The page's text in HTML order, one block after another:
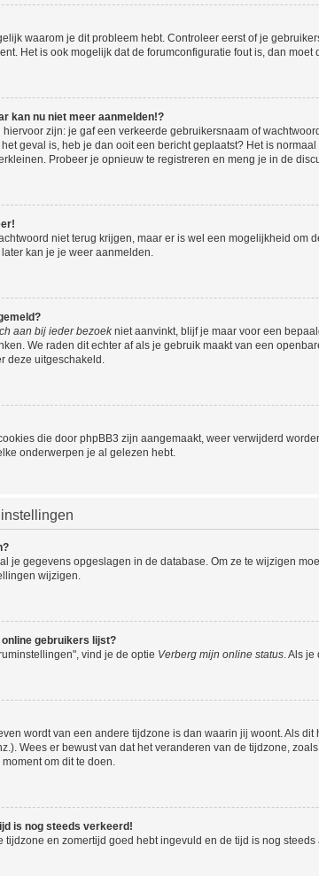
waarom je dit probleem hebt. Controleer eerst of je
Het is ook mogelijk dat de forumconfiguratie fout is, dan moet
kan nu niet meer aanmelden!?
zijn: je gaf een verkeerde gebruikersnaam of
geval is, heb je dan ooit een bericht geplaatst? Het is
Probeer je opnieuw te registreren en meng je in de
niet terug krijgen, maar er is wel een mogelijkheid
kan je je weer aanmelden.
aan bij ieder bezoekniet aanvinkt, blijf je maar voor een
We raden dit echter af als je gebruik maakt van een
deze uitgeschakeld.
die door phpBB3 zijn aangemaakt, weer verwijderd
onderwerpen je al gelezen hebt.
je gegevens opgeslagen in de database. Om ze te wijzigen
wijzigen.
gebruikers lijst?
vind je de optie Verberg mijn online status . Als
wordt van een andere tijdzone is dan waarin jij woont. Als
Wees er bewust van dat het veranderen van de tijdzone,
om dit te doen.
is nog steeds verkeerd!
tijdzone en zomertijd goed hebt ingevuld en de tijd is nog